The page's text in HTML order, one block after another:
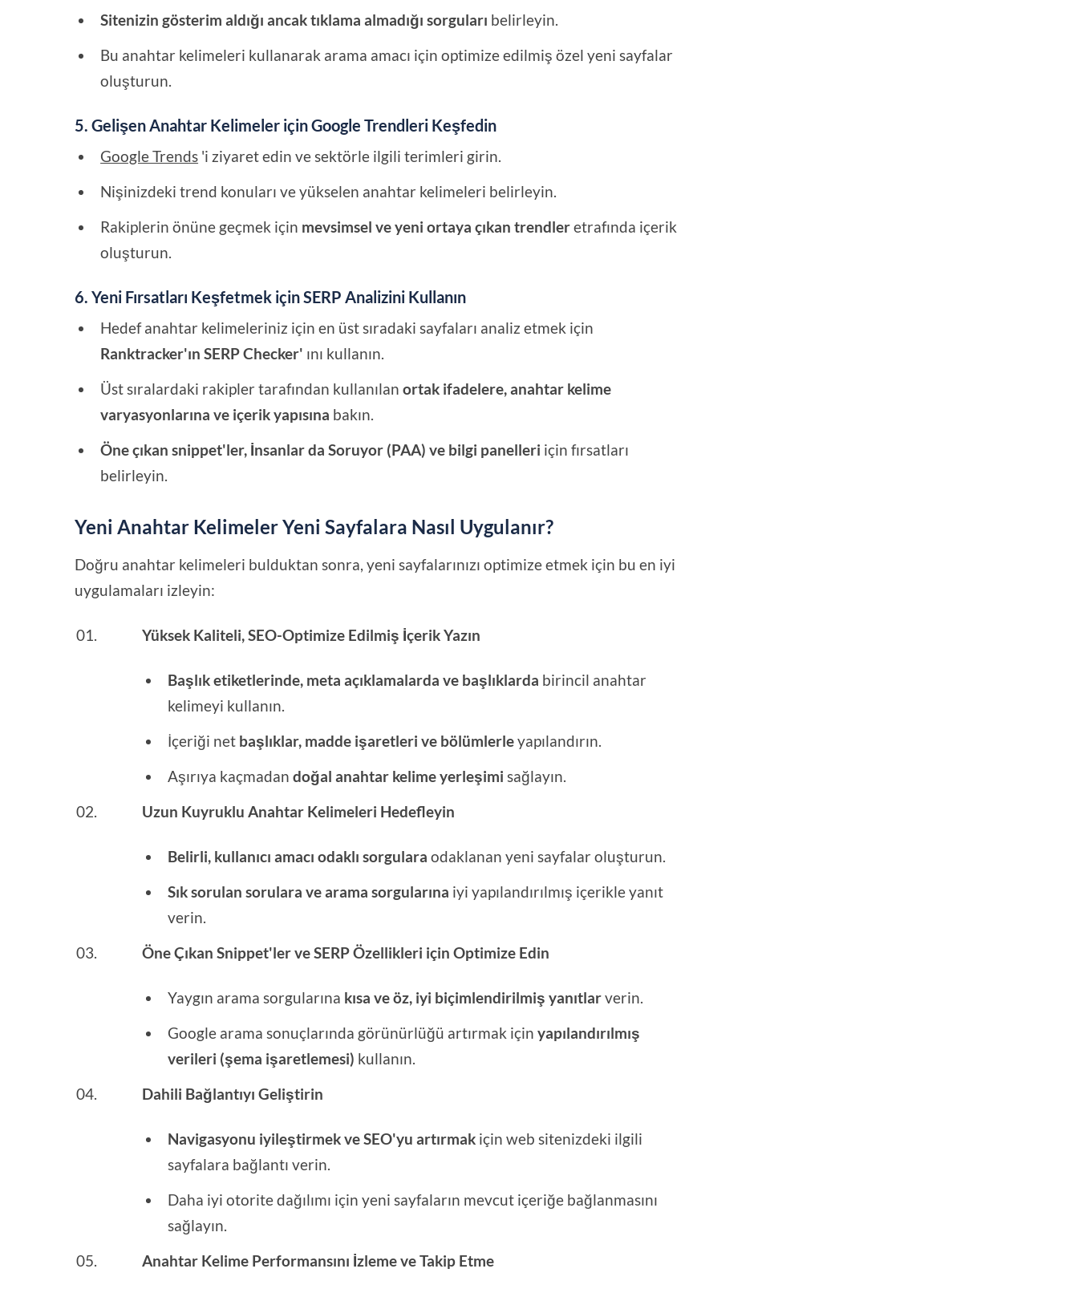
Sitenizin gösterim aldığı ancak tıklama almadığı sorguları belirleyin.
Bu anahtar kelimeleri kullanarak arama amacı için optimize edilmiş özel yeni sayfalar
oluşturun.
5. Gelişen Anahtar Kelimeler için Google Trendleri Keşfedin
Google Trends 'i ziyaret edin ve sektörle ilgili terimleri girin.
Nişinizdeki trend konuları ve yükselen anahtar kelimeleri belirleyin.
Rakiplerin önüne geçmek için mevsimsel ve yeni ortaya çıkan trendleretrafında içerik
oluşturun.
6. Yeni Fırsatları Keşfetmek için SERP Analizini Kullanın
Hedef anahtar kelimeleriniz için en üst sıradaki sayfaları analiz etmek için
Ranktracker'ın SERP Checker' ını kullanın.
Üst sıralardaki rakipler tarafından kullanılanortak ifadelere, anahtar kelime
varyasyonlarına ve içerik yapısına bakın.
Öne çıkan snippet'ler, İnsanlar da Soruyor (PAA) ve bilgi panelleri için fırsatları
belirleyin.
Yeni Anahtar Kelimeler Yeni Sayfalara Nasıl Uygulanır?
Doğru anahtar kelimeleri bulduktan sonra, yeni sayfalarınızı optimize etmek için bu en iyi
uygulamaları izleyin:
Yüksek Kaliteli, SEO-Optimize Edilmiş İçerik Yazın
Başlık etiketlerinde, meta açıklamalarda ve başlıklarda birincil anahtar
kelimeyi kullanın.
İçeriği net başlıklar, madde işaretleri ve bölümlerleyapılandırın.
Aşırıya kaçmadandoğal anahtar kelime yerleşimi sağlayın.
Uzun Kuyruklu Anahtar Kelimeleri Hedefleyin
Belirli, kullanıcı amacı odaklı sorgulara odaklanan yeni sayfalar oluşturun.
Sık sorulan sorulara ve arama sorgularına iyi yapılandırılmış içerikle yanıt
verin.
Öne Çıkan Snippet'ler ve SERP Özellikleri için Optimize Edin
Yaygın arama sorgularına kısa ve öz, iyi biçimlendirilmiş yanıtlarverin.
Google arama sonuçlarında görünürlüğü artırmak içinyapılandırılmış
verileri (şema işaretlemesi) kullanın.
Dahili Bağlantıyı Geliştirin
Navigasyonu iyileştirmek ve SEO'yu artırmak için web sitenizdeki ilgili
sayfalara bağlantı verin.
Daha iyi otorite dağılımı için yeni sayfaların mevcut içeriğe bağlanmasını
sağlayın.
Anahtar Kelime Performansını İzleme ve Takip Etme